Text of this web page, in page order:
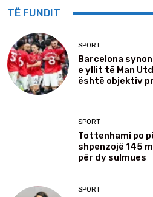
TË FUNDIT
SPORT
Barcelona
e yllit të Man
është objektiv
SPORT
Tottenhami po
shpenzojë 145
për dy sulmues
SPORT